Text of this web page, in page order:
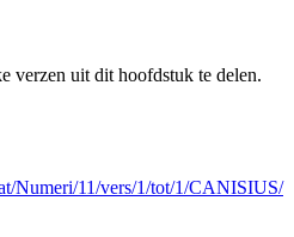
verzen uit dit hoofdstuk te delen.
Numeri/11/vers/1/tot/1/CANISIUS/